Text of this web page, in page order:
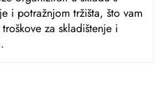
i potražnjom tržišta, što vam
za skladištenje i